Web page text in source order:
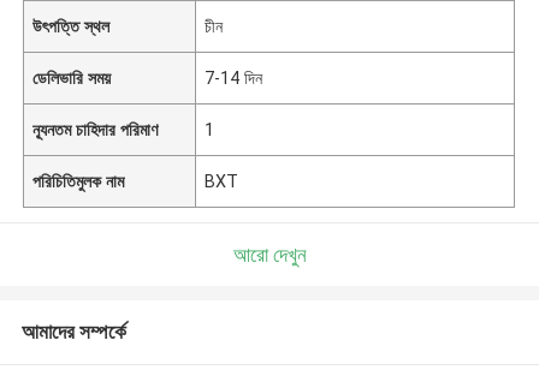
উৎপত্তি স্থল চীন
ডেলিভারি সময় 7-14 দিন
ন্যূনতম চাহিদার পরিমাণ 1
পরিচিতিমুলক নাম BXT
আরো দেখুন
আমাদের সম্পর্কে